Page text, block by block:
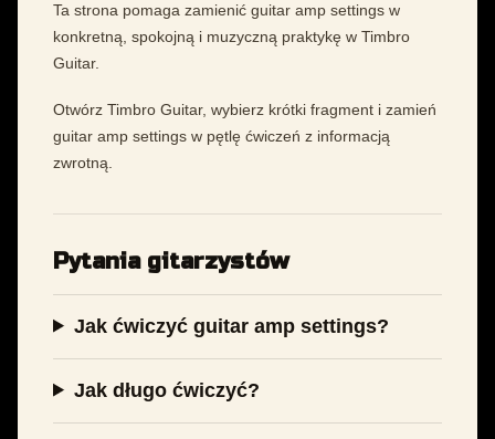
Ta strona pomaga zamienić guitar amp settings w
konkretną, spokojną i muzyczną praktykę w Timbro
Guitar.
Otwórz Timbro Guitar, wybierz krótki fragment i zamień
guitar amp settings w pętlę ćwiczeń z informacją
zwrotną.
Pytania gitarzystów
Jak ćwiczyć guitar amp settings?
Jak długo ćwiczyć?